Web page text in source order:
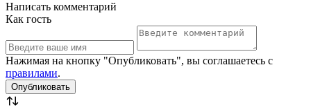
Написать комментарий
Как гость
Нажимая на кнопку "Опубликовать", вы соглашаетесь с
правилами.